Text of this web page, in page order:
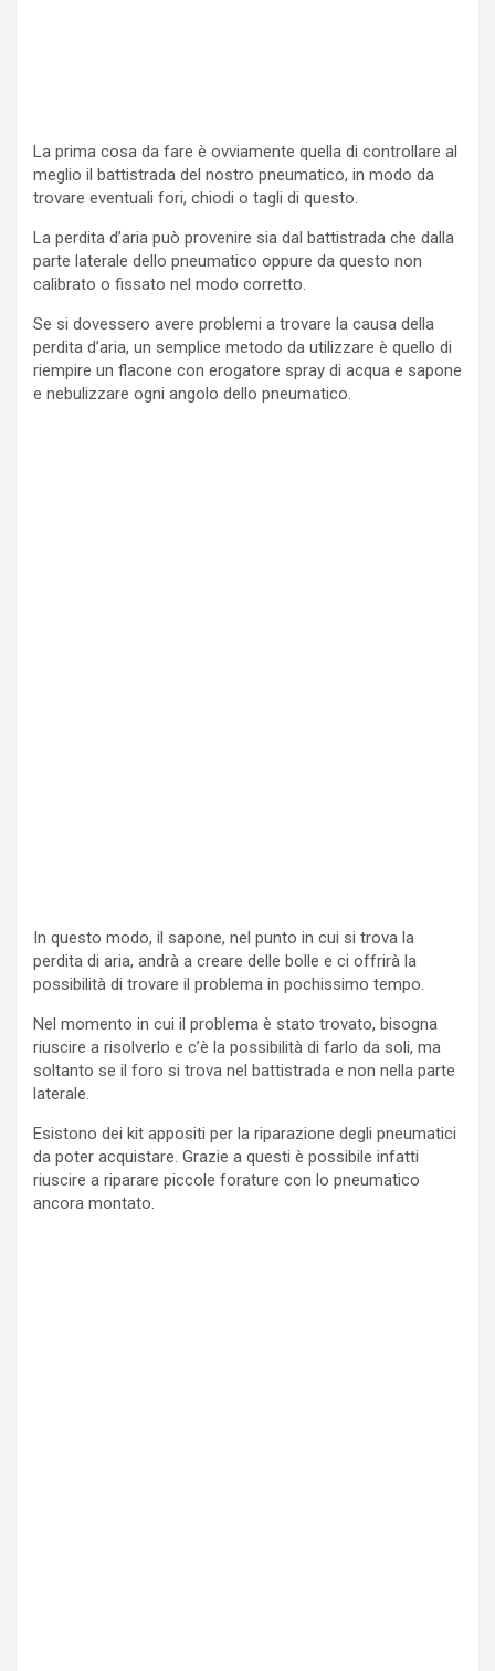
La prima cosa da fare è ovviamente quella di controllare al
meglio il battistrada del nostro pneumatico, in modo da
trovare eventuali fori, chiodi o tagli di questo.
La perdita d’aria può provenire sia dal battistrada che dalla
parte laterale dello pneumatico oppure da questo non
calibrato o fissato nel modo corretto.
Se si dovessero avere problemi a trovare la causa della
perdita d’aria, un semplice metodo da utilizzare è quello di
riempire un flacone con erogatore spray di acqua e sapone
e nebulizzare ogni angolo dello pneumatico.
In questo modo, il sapone, nel punto in cui si trova la
perdita di aria, andrà a creare delle bolle e ci offrirà la
possibilità di trovare il problema in pochissimo tempo.
Nel momento in cui il problema è stato trovato, bisogna
riuscire a risolverlo e c’è la possibilità di farlo da soli, ma
soltanto se il foro si trova nel battistrada e non nella parte
laterale.
Esistono dei kit appositi per la riparazione degli pneumatici
da poter acquistare. Grazie a questi è possibile infatti
riuscire a riparare piccole forature con lo pneumatico
ancora montato.